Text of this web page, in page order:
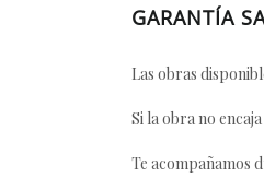
GARANTÍA
Las obras
Si la obra no
Te acompañamos